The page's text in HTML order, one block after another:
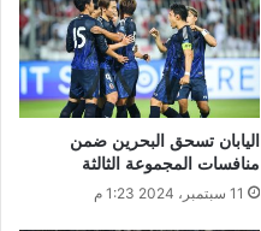
اليابان تسحق البحرين ضمن
منافسات المجموعة الثالثة
11 سبتمبر، 2024 1:23 م